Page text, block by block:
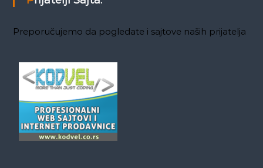
Preporučujemo da pogledate i sajtove naših prijatelja